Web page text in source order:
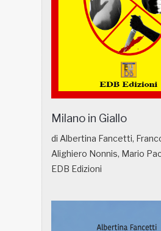
Milano in Giallo
di Albertina Fancetti,
Alighiero Nonnis, Mario
EDB Edizioni